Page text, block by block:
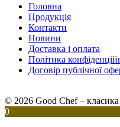
Головна
Продукція
Контакти
Новини
Доставка і оплата
Політика
Договір публічної
© 2026 Good Chef – класика
0